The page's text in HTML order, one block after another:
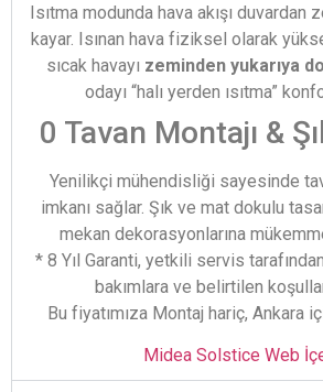
Isıtma modunda hava akışı duvardan
kayar. Isınan hava fiziksel olarak
sıcak havayı zeminden yukarıya
odayı “halı yerden ısıtma”
0 Tavan Montajı &
Yenilikçi mühendisliği sayesinde
imkanı sağlar. Şık ve mat dokulu
mekan dekorasyonlarına
* 8 Yıl Garanti, yetkili servis
bakımlara ve belirtilen
Bu fiyatımıza Montaj hariç, Ankara
Midea Solstice Web